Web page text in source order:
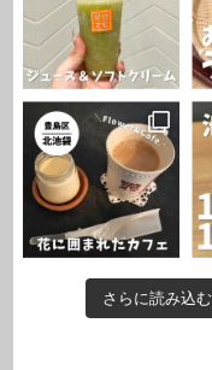
さらに読み込む